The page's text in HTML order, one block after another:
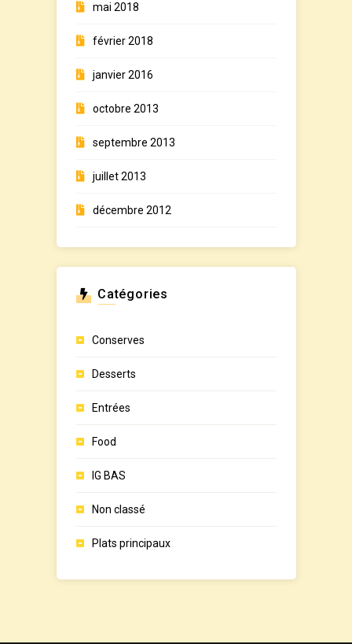
mai 2018
février 2018
janvier 2016
octobre 2013
septembre 2013
juillet 2013
décembre 2012
Catégories
Conserves
Desserts
Entrées
Food
IG BAS
Non classé
Plats principaux